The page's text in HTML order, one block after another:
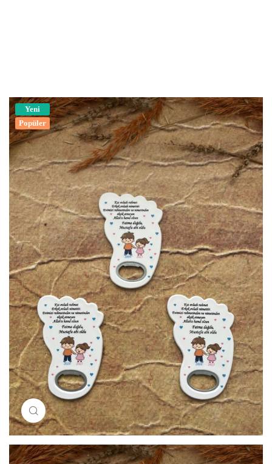
Yeni
Popüler
Resimi büyütmek için tıklayın